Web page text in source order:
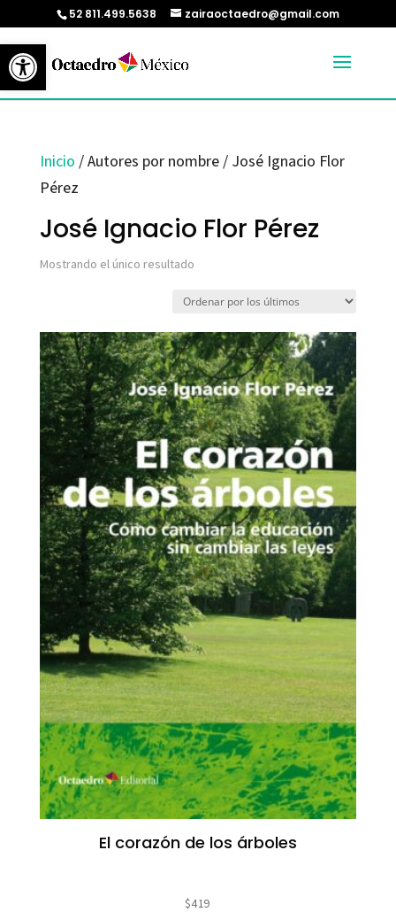
Abrir barra de herramientas
52 811.499.5638 zairaoctaedro@gmail.com
Inicio / Autores por nombre / José Ignacio Flor
Pérez
José Ignacio Flor Pérez
Mostrando el único resultado
El corazón de los árboles
$419